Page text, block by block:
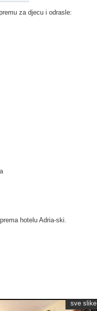
za djecu i odrasle:
hotelu Adria-ski.
sve slike